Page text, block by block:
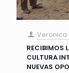
Veronica
RECIBIMOS
CULTURA
NUEVAS